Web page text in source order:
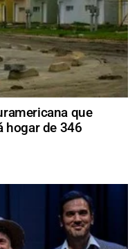
que
hogar de 346